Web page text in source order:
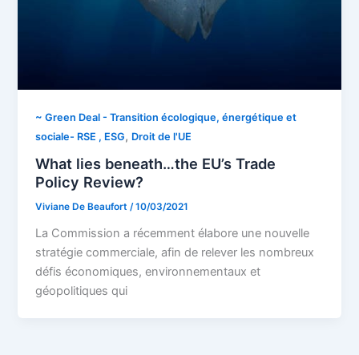
~ Green Deal - Transition écologique, énergétique et
sociale- RSE , ESG, Droit de l'UE
What lies beneath…the EU’s Trade
Policy Review?
Viviane De Beaufort/10/03/2021
La Commission a récemment élabore une nouvelle
stratégie commerciale, afin de relever les nombreux
défis économiques, environnementaux et
géopolitiques qui